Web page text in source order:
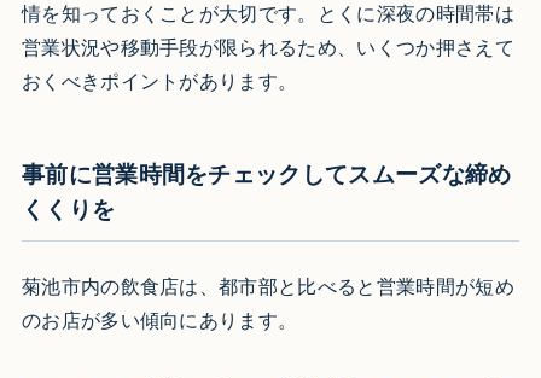
情を知っておくことが大切です。とくに深夜の時間帯は
営業状況や移動手段が限られるため、いくつか押さえて
おくべきポイントがあります。
事前に営業時間をチェックしてスムーズな締め
くくりを
菊池市内の飲食店は、都市部と比べると営業時間が短め
のお店が多い傾向にあります。